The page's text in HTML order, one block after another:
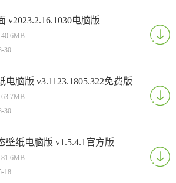
v2023.2.16.1030电脑版
30
电脑版 v3.1123.1805.322免费版
30
壁纸电脑版 v1.5.4.1官方版
18